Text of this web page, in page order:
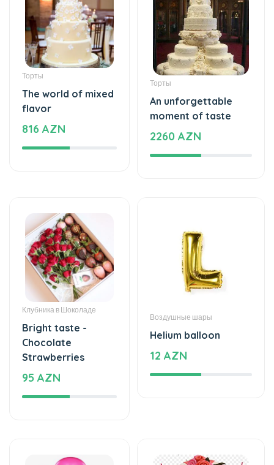
Торты
The world of mixed
flavor
816 AZN
Торты
An unforgettable
moment of taste
2260 AZN
Клубника в Шоколаде
Bright taste -
Chocolate
Strawberries
95 AZN
Воздушные шары
Helium balloon
12 AZN